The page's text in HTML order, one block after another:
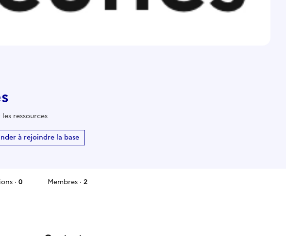
les ressources
baseà rejoindre la base
· 0
Membres · 2